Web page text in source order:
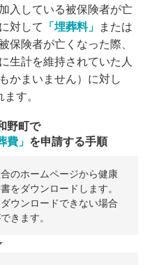
入している被保険者が亡
対して 「埋葬料」 または
保険者が亡くなった際、
生計を維持されていた人
かまいません）に対し
す。
野町で
費」 を申請する手順
のホームページから健康
をダウンロードします。
ウンロードできない場合
きます。